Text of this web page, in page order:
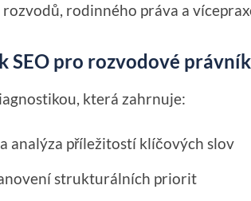
rodinného práva a
SEO pro rozvodové
která zahrnuje:
analýza příležitostí klíčových slov
strukturálních priorit